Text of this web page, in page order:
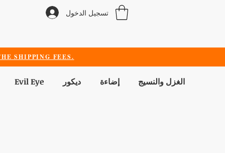
تسجيل الدخول
SHIPPING FEES.
Evil Eye ديكور إضاءة الغزل والنسيج